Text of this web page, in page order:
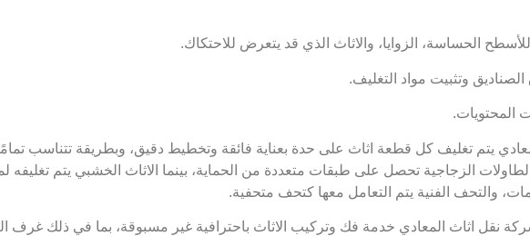
الحساسة، الزوايا، والاثاث الذي قد يتعرض للاحتكاك.
وتثبيت مواد التغليف.
المحتويات.
يتم تغليف كل قطعة اثاث على حدة بعناية فائقة وتخطيط دقيق، وبطريقة تتناسب
الزجاجية تحصل على طبقات متعددة من الحماية، بينما الاثاث الخشبي يتم تغليفه
والتحف الفنية يتم التعامل معها كتحف متحفية.
نقل اثاث المعادي خدمة فك وتركيب الاثاث باحترافية غير مسبوقة، بما في ذلك غرف